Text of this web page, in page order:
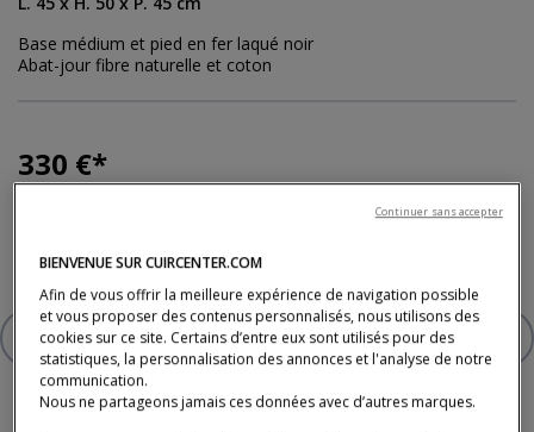
Base médium et pied en fer laqué noir
Abat-jour fibre naturelle et coton
330 €
* Prix TTC conseillé, hors livraison, valable en France métropolitaine, hors Corse (tarifs en
AJOUTER À VOTRE SÉLECTION
LAMPE
BIENVENUE SUR CUIRCENTER.COM
Afin de vous offrir la meilleure expérience de navigation possible
et vous proposer des contenus personnalisés, nous utilisons des
cookies sur ce site. Certains d’entre eux sont utilisés pour des
statistiques, la personnalisation des annonces et l'analyse de notre
communication.
Nous ne partageons jamais ces données avec d’autres marques.
Continuer sans accepter